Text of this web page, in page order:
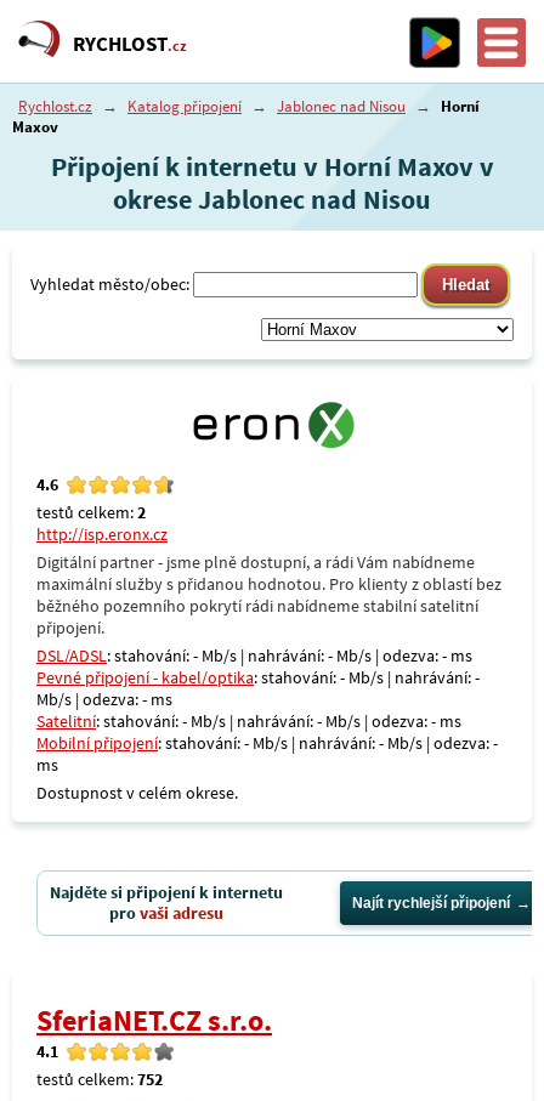
RYCHLOST.cz
Rychlost.cz → Katalog připojení → Jablonec nad Nisou →
Horní
Maxov
Připojení k internetu v Horní Maxov v
okrese Jablonec nad Nisou
Vyhledat město/obec:
4.6
testů celkem:2
http://isp.eronx.cz
Digitální partner - jsme plně dostupní, a rádi Vám nabídneme
maximální služby s přidanou hodnotou. Pro klienty z oblastí bez
běžného pozemního pokrytí rádi nabídneme stabilní satelitní
připojení.
DSL/ADSL: stahování: - Mb/s | nahrávání: - Mb/s | odezva: - ms
Pevné připojení - kabel/optika: stahování: - Mb/s | nahrávání: -
Mb/s | odezva: - ms
Satelitní: stahování: - Mb/s | nahrávání: - Mb/s | odezva: - ms
Mobilní připojení: stahování: - Mb/s | nahrávání: - Mb/s | odezva: -
ms
Dostupnost v celém okrese.
Najděte si připojení k internetu
provaši adresu Najít rychlejší připojení
SferiaNET.CZ s.r.o.
4.1
testů celkem:752